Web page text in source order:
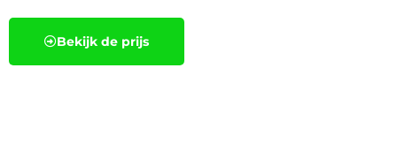
Bekijk de prijs